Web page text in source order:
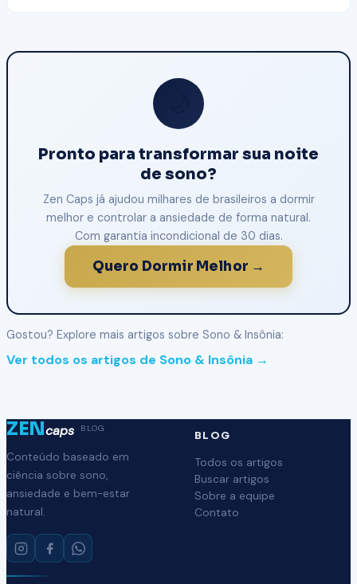
Pronto para transformar sua noite
de sono?
Zen Caps já ajudou milhares de brasileiros a dormir
melhor e controlar a ansiedade de forma natural.
Com garantia incondicional de 30 dias.
Quero Dormir Melhor →
Gostou? Explore mais artigos sobre Sono & Insônia:
Ver todos os artigos de Sono & Insônia →
ZENcaps BLOG
Conteúdo baseado em
ciência sobre sono,
ansiedade e bem-estar
natural.
BLOG
Todos os artigos
Buscar artigos
Sobre a equipe
Contato